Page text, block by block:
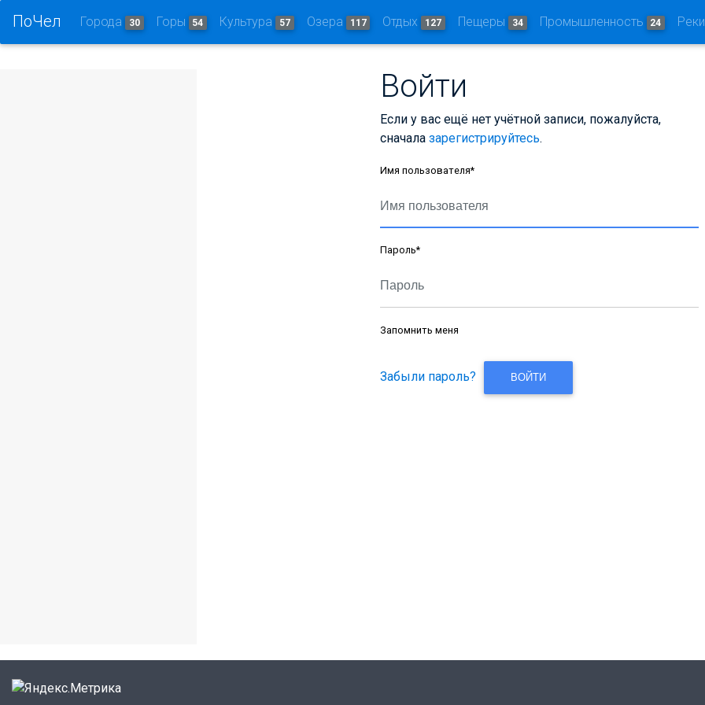
ПоЧел Города 30 Горы 54 Культура 57 Озера 117 Отдых 127 Пещеры 34 Промышленность 24
Войти
Если у вас ещё нет учётной записи, пожалуйста,
сначала зарегистрируйтесь.
Имя пользователя*
Пароль*
Запомнить меня
Забыли пароль? ВОЙТИ